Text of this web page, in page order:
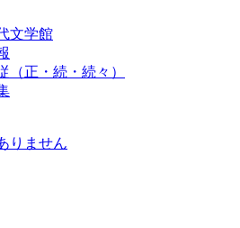
文学館
（正・続・続々）
りません